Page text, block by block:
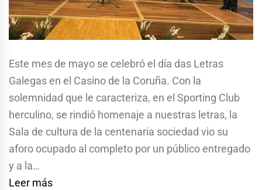
Este mes de mayo se celebró el día das Letras
Galegas en el Casino de la Coruña. Con la
solemnidad que le caracteriza, en el Sporting Club
herculino, se rindió homenaje a nuestras letras, la
Sala de cultura de la centenaria sociedad vio su
aforo ocupado al completo por un público entregado
y a la…
Leer más